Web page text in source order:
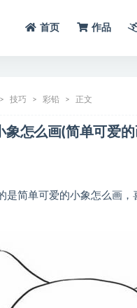
首页 作品
技巧 彩铅 正文
象怎么画(简单可爱的
是简单可爱的小象怎么画